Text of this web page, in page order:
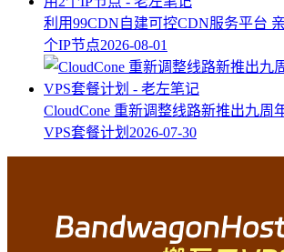
利用99CDN自建可控CDN服务平台
个IP节点2026-08-01
CloudCone 重新调整线路新推出九周
VPS套餐计划 2026-07-30